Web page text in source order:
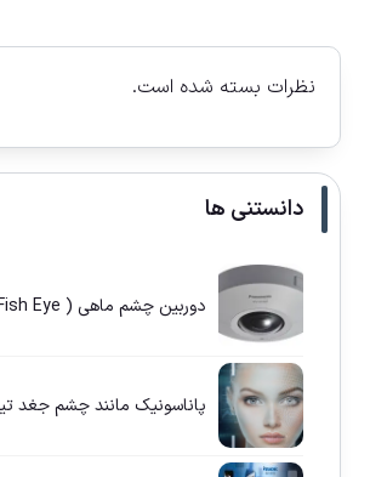
نظرات بسته شده است.
دانستنی ها
دوربین چشم ماهی ( Fish Eye )
پاناسونيک مانند چشم جغد